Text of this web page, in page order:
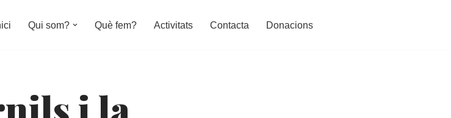
Qui som? Què fem? Activitats Contacta Donacions
i la